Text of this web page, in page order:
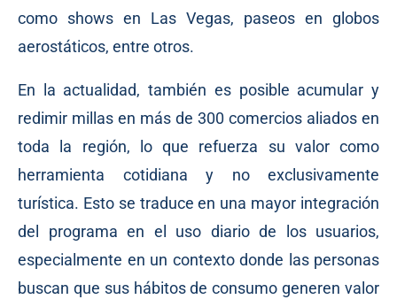
como shows en Las Vegas, paseos en globos
aerostáticos, entre otros.
En la actualidad, también es posible acumular y
redimir millas en más de 300 comercios aliados en
toda la región, lo que refuerza su valor como
herramienta cotidiana y no exclusivamente
turística. Esto se traduce en una mayor integración
del programa en el uso diario de los usuarios,
especialmente en un contexto donde las personas
buscan que sus hábitos de consumo generen valor